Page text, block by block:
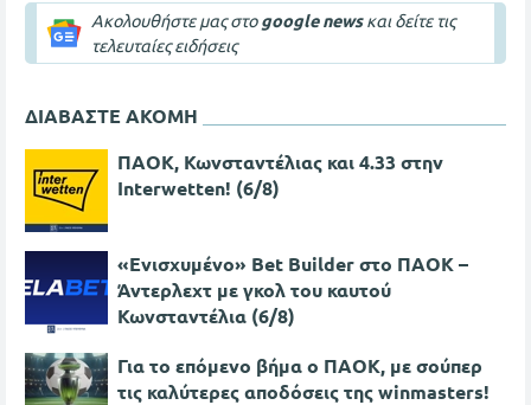
Ακολουθήστε μας στοgoogle newsκαι δείτε τις
τελευταίες ειδήσεις
ΔΙΑΒΑΣΤΕ ΑΚΟΜΗ
ΠΑΟΚ, Κωνσταντέλιας και 4.33 στην
Interwetten! (6/8)
«Ενισχυμένο» Bet Builder στο ΠΑΟΚ –
Άντερλεχτ με γκολ του καυτού
Κωνσταντέλια (6/8)
Για το επόμενο βήμα ο ΠΑΟΚ, με σούπερ
τις καλύτερες αποδόσεις της winmasters!